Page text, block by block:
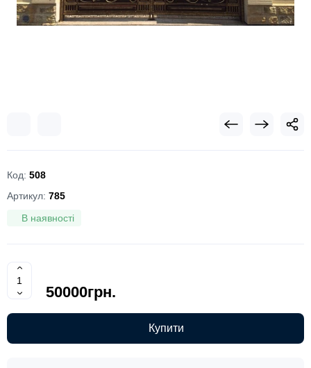
Код: 508
Артикул: 785
В наявності
50000грн.
Купити